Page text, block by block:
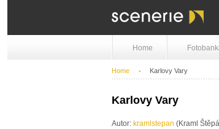
Home
Home Karlovy Vary
Karlovy Vary
Autor: kramlstepan (Kraml